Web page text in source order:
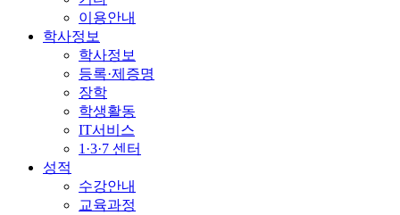
이용안내
학사정보
학사정보
등록·제증명
장학
학생활동
IT서비스
1·3·7 센터
성적
수강안내
교육과정